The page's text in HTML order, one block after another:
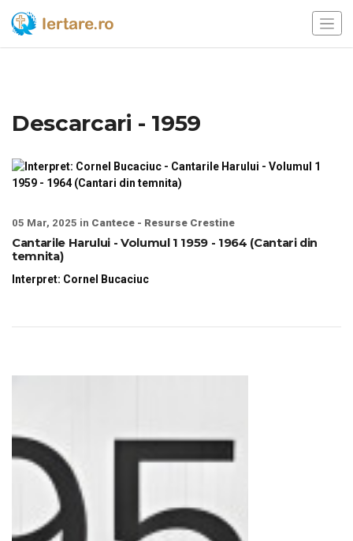
Descarcari - 1959
05 Mar, 2025 in Cantece - Resurse Crestine
Cantarile Harului - Volumul 1 1959 - 1964 (Cantari din
temnita)
Interpret: Cornel Bucaciuc